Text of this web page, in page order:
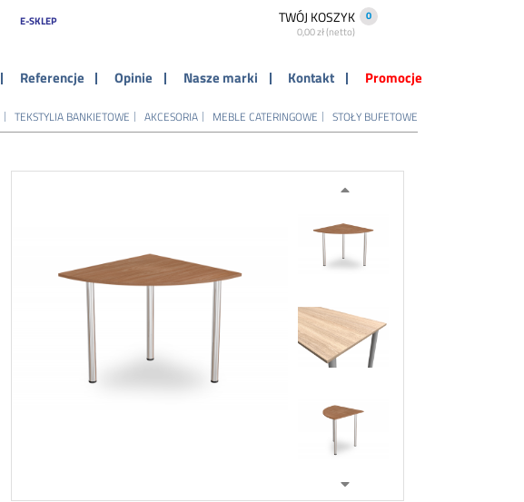
E-SKLEP TWÓJ KOSZYK
0
0,00 zł (netto)
Referencje Opinie Nasze marki Kontakt Promocje
TEKSTYLIA BANKIETOWE AKCESORIA MEBLE CATERINGOWE STOŁY BUFETOWE